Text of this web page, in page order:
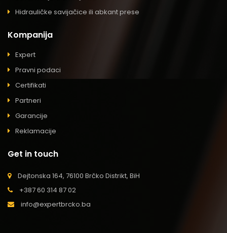
Hidrauličke savijačice ili abkant prese
Kompanija
Expert
Pravni podaci
Certifikati
Partneri
Garancije
Reklamacije
Get in touch
Dejtonska 164, 76100 Brčko Distrikt, BiH
+387 60 314 87 02
info@expertbrcko.ba